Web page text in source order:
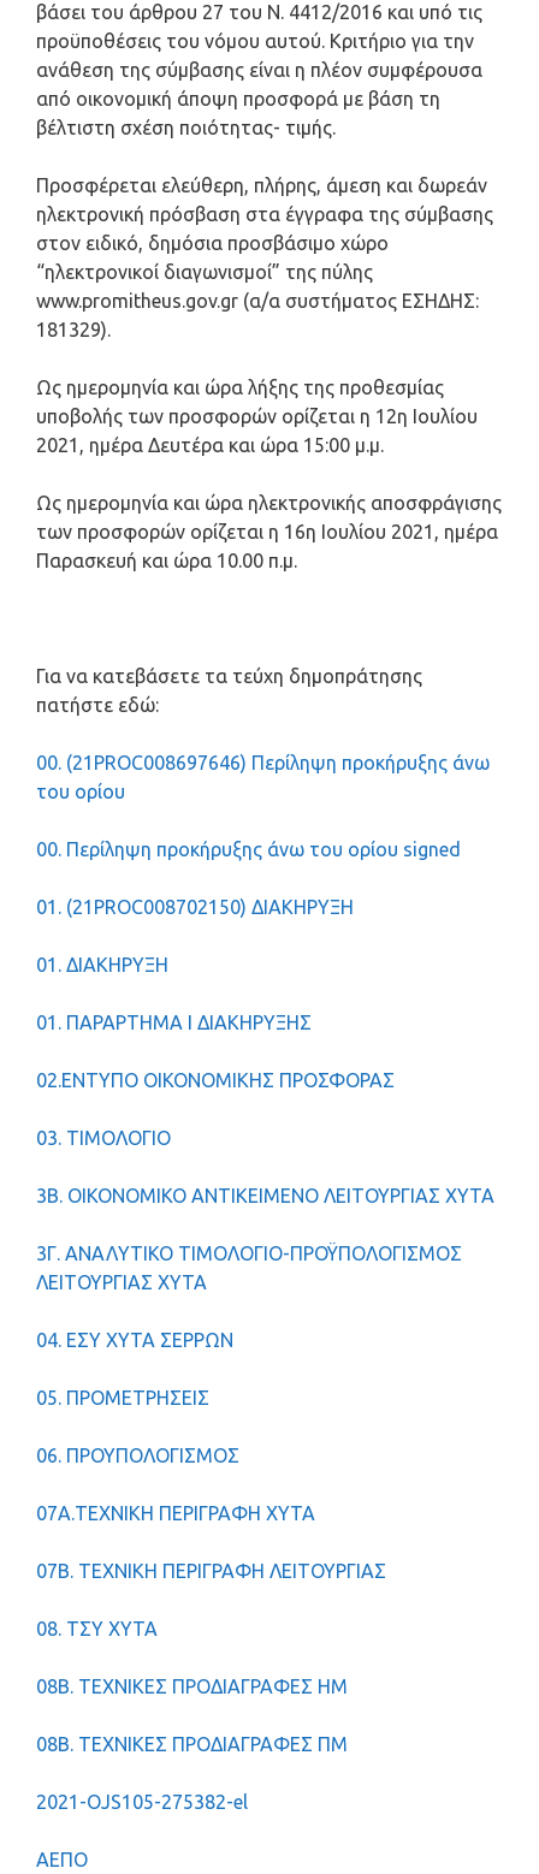
βάσει του άρθρου 27 του Ν. 4412/2016 και υπό τις
προϋποθέσεις του νόμου αυτού. Κριτήριο για την
ανάθεση της σύμβασης είναι η πλέον συμφέρουσα
από οικονομική άποψη προσφορά με βάση τη
βέλτιστη σχέση ποιότητας- τιμής.
Προσφέρεται ελεύθερη, πλήρης, άμεση και δωρεάν
ηλεκτρονική πρόσβαση στα έγγραφα της σύμβασης
στον ειδικό, δημόσια προσβάσιμο χώρο
“ηλεκτρονικοί διαγωνισμοί” της πύλης
www.promitheus.gov.gr (α/α συστήματος ΕΣΗΔΗΣ:
181329).
Ως ημερομηνία και ώρα λήξης της προθεσμίας
υποβολής των προσφορών ορίζεται η 12η Ιουλίου
2021, ημέρα Δευτέρα και ώρα 15:00 μ.μ.
Ως ημερομηνία και ώρα ηλεκτρονικής αποσφράγισης
των προσφορών ορίζεται η 16η Ιουλίου 2021, ημέρα
Παρασκευή και ώρα 10.00 π.μ.
Για να κατεβάσετε τα τεύχη δημοπράτησης
πατήστε εδώ:
00. (21PROC008697646) Περίληψη προκήρυξης άνω
του ορίου
00. Περίληψη προκήρυξης άνω του ορίου signed
01. (21PROC008702150) ΔΙΑΚΗΡΥΞΗ
01. ΔΙΑΚΗΡΥΞΗ
01. ΠΑΡΑΡΤΗΜΑ Ι ΔΙΑΚΗΡΥΞΗΣ
02.ΕΝΤΥΠΟ ΟΙΚΟΝΟΜΙΚΗΣ ΠΡΟΣΦΟΡΑΣ
03. ΤΙΜΟΛΟΓΙΟ
3Β. ΟΙΚΟΝΟΜΙΚΟ ΑΝΤΙΚΕΙΜΕΝΟ ΛΕΙΤΟΥΡΓΙΑΣ ΧΥΤΑ
3Γ. ΑΝΑΛΥΤΙΚΟ ΤΙΜΟΛΟΓΙΟ-ΠΡΟΫΠΟΛΟΓΙΣΜΟΣ
ΛΕΙΤΟΥΡΓΙΑΣ ΧΥΤΑ
04. ΕΣΥ ΧΥΤΑ ΣΕΡΡΩΝ
05. ΠΡΟΜΕΤΡΗΣΕΙΣ
06. ΠΡΟΥΠΟΛΟΓΙΣΜΟΣ
07A.ΤΕΧΝΙΚΗ ΠΕΡΙΓΡΑΦΗ ΧΥΤΑ
07Β. ΤΕΧΝΙΚΗ ΠΕΡΙΓΡΑΦΗ ΛΕΙΤΟΥΡΓΙΑΣ
08. ΤΣΥ ΧΥΤΑ
08Β. ΤΕΧΝΙΚΕΣ ΠΡΟΔΙΑΓΡΑΦΕΣ ΗΜ
08Β. ΤΕΧΝΙΚΕΣ ΠΡΟΔΙΑΓΡΑΦΕΣ ΠΜ
2021-OJS105-275382-el
ΑΕΠΟ